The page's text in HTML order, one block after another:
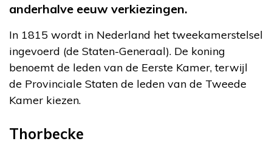
anderhalve eeuw verkiezingen.
In 1815 wordt in Nederland het tweekamerstelsel
ingevoerd (de Staten-Generaal). De koning
benoemt de leden van de Eerste Kamer, terwijl
de Provinciale Staten de leden van de Tweede
Kamer kiezen.
Thorbecke